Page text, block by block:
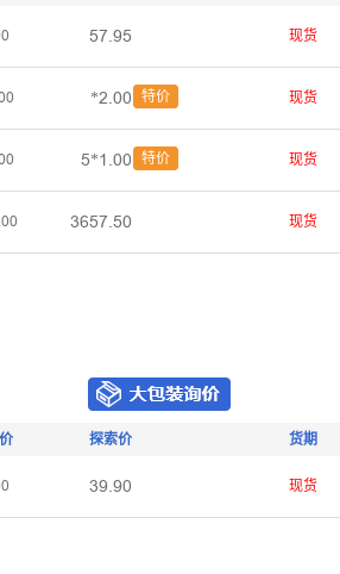
œƚŤůœ 现货
*ſŤřř 特价 现货
œ*ǝŤřř 特价 现货
ŁƧœƚŤœř 现货
探索价 货期
ŁůŤůř 现货